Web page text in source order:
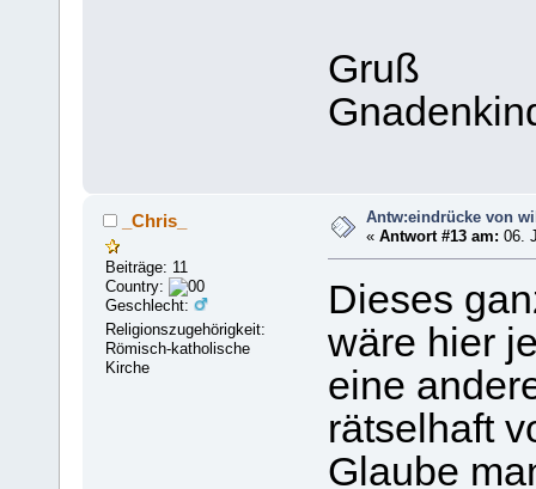
Gruß
_Chris_
Beiträge: 11
Country:
Geschlecht:
Religionszugehörigkeit:
Römisch-katholische
Kirche
Antw:eindrücke von
«Antwort #13 am: 06.
Dieses
wäre hier
eine
rätselhaft
Glaube